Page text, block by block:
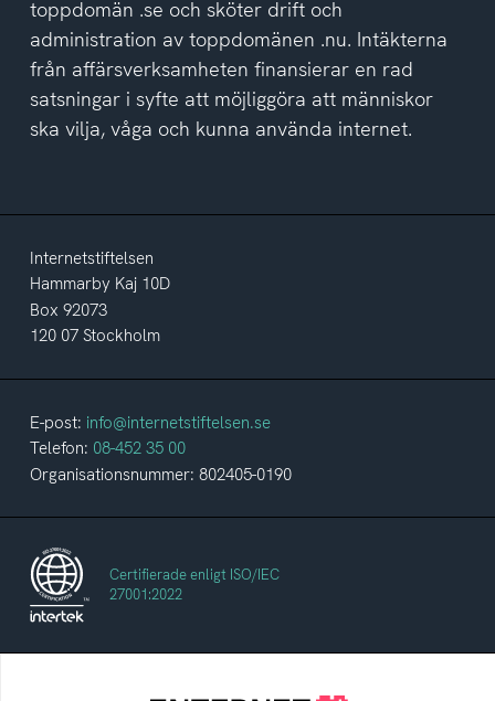
toppdomän .se och sköter drift och
administration av toppdomänen .nu. Intäkterna
från affärsverksamheten finansierar en rad
satsningar i syfte att möjliggöra att människor
ska vilja, våga och kunna använda internet.
Internetstiftelsen
Hammarby Kaj 10D
Box 92073
120 07 Stockholm
E-post: info@internetstiftelsen.se
Telefon: 08-452 35 00
Organisationsnummer: 802405-0190
Certifierade enligt ISO/IEC
27001:2022